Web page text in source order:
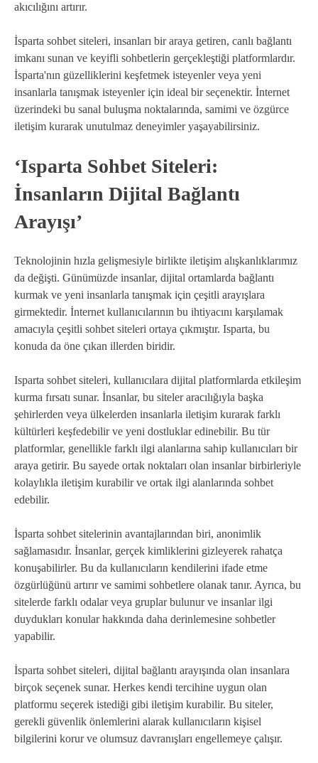
akıcılığını artırır.
İsparta sohbet siteleri, insanları bir araya getiren, canlı bağlantı
imkanı sunan ve keyifli sohbetlerin gerçekleştiği platformlardır.
İsparta'nın güzelliklerini keşfetmek isteyenler veya yeni
insanlarla tanışmak isteyenler için ideal bir seçenektir. İnternet
üzerindeki bu sanal buluşma noktalarında, samimi ve özgürce
iletişim kurarak unutulmaz deneyimler yaşayabilirsiniz.
‘Isparta Sohbet Siteleri:
İnsanların Dijital Bağlantı
Arayışı’
Teknolojinin hızla gelişmesiyle birlikte iletişim alışkanlıklarımız
da değişti. Günümüzde insanlar, dijital ortamlarda bağlantı
kurmak ve yeni insanlarla tanışmak için çeşitli arayışlara
girmektedir. İnternet kullanıcılarının bu ihtiyacını karşılamak
amacıyla çeşitli sohbet siteleri ortaya çıkmıştır. Isparta, bu
konuda da öne çıkan illerden biridir.
Isparta sohbet siteleri, kullanıcılara dijital platformlarda etkileşim
kurma fırsatı sunar. İnsanlar, bu siteler aracılığıyla başka
şehirlerden veya ülkelerden insanlarla iletişim kurarak farklı
kültürleri keşfedebilir ve yeni dostluklar edinebilir. Bu tür
platformlar, genellikle farklı ilgi alanlarına sahip kullanıcıları bir
araya getirir. Bu sayede ortak noktaları olan insanlar birbirleriyle
kolaylıkla iletişim kurabilir ve ortak ilgi alanlarında sohbet
edebilir.
İsparta sohbet sitelerinin avantajlarından biri, anonimlik
sağlamasıdır. İnsanlar, gerçek kimliklerini gizleyerek rahatça
konuşabilirler. Bu da kullanıcıların kendilerini ifade etme
özgürlüğünü artırır ve samimi sohbetlere olanak tanır. Ayrıca, bu
sitelerde farklı odalar veya gruplar bulunur ve insanlar ilgi
duydukları konular hakkında daha derinlemesine sohbetler
yapabilir.
İsparta sohbet siteleri, dijital bağlantı arayışında olan insanlara
birçok seçenek sunar. Herkes kendi tercihine uygun olan
platformu seçerek istediği gibi iletişim kurabilir. Bu siteler,
gerekli güvenlik önlemlerini alarak kullanıcıların kişisel
bilgilerini korur ve olumsuz davranışları engellemeye çalışır.